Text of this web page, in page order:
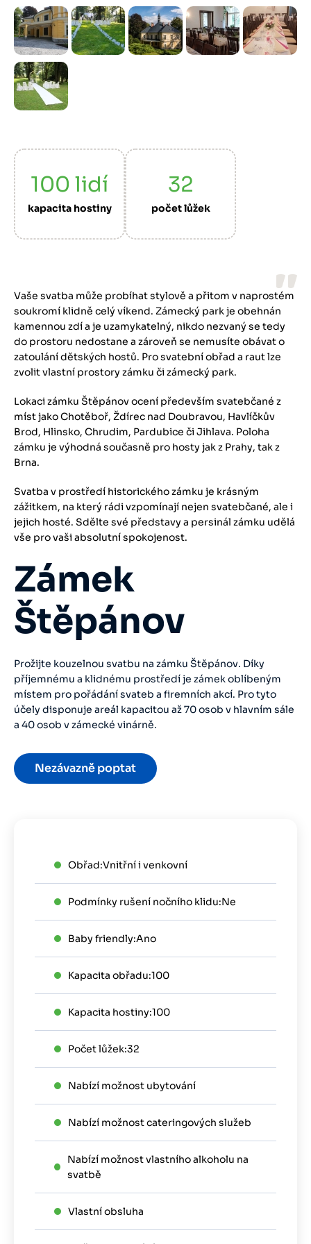
100 lidí
kapacita hostiny
32
počet lůžek
Vaše svatba může probíhat stylově a přitom v naprostém
soukromí klidně celý víkend. Zámecký park je obehnán
kamennou zdí a je uzamykatelný, nikdo nezvaný se tedy
do prostoru nedostane a zároveň se nemusíte obávat o
zatoulání dětských hostů. Pro svatební obřad a raut lze
zvolit vlastní prostory zámku či zámecký park.
Lokaci zámku Štěpánov ocení především svatebčané z
míst jako Chotěboř, Ždírec nad Doubravou, Havlíčkův
Brod, Hlinsko, Chrudim, Pardubice či Jihlava. Poloha
zámku je výhodná současně pro hosty jak z Prahy, tak z
Brna.
Svatba v prostředí historického zámku je krásným
zážitkem, na který rádi vzpomínají nejen svatebčané, ale i
jejich hosté. Sdělte své představy a persinál zámku udělá
vše pro vaši absolutní spokojenost.
Zámek
Štěpánov
Prožijte kouzelnou svatbu na zámku Štěpánov. Díky
příjemnému a klidnému prostředí je zámek oblíbeným
místem pro pořádání svateb a firemních akcí. Pro tyto
účely disponuje areál kapacitou až 70 osob v hlavním sále
a 40 osob v zámecké vinárně.
Nezávazně poptat
Obřad:Vnitřní i venkovní
Podmínky rušení nočního klidu:Ne
Baby friendly:Ano
Kapacita obřadu:100
Kapacita hostiny:100
Počet lůžek:32
Nabízí možnost ubytování
Nabízí možnost cateringových služeb
Nabízí možnost vlastního alkoholu na
svatbě
Vlastní obsluha